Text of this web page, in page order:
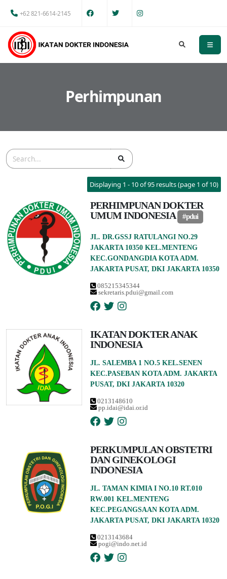
+62 821-6614-2145
Perhimpunan
Displaying 1 - 10 of 95 results (page 1 of 10)
PERHIMPUNAN DOKTER
UMUM INDONESIA
#pdui
JL. DR.GSSJ RATULANGI NO.29
JAKARTA 10350 KEL.MENTENG
KEC.GONDANGDIA KOTA ADM.
JAKARTA PUSAT, DKI JAKARTA 10350
085215345344
sekretaris.pdui@gmail.com
IKATAN DOKTER ANAK
INDONESIA
JL. SALEMBA 1 NO.5 KEL.SENEN
KEC.PASEBAN KOTA ADM. JAKARTA
PUSAT, DKI JAKARTA 10320
0213148610
pp.idai@idai.or.id
PERKUMPULAN OBSTETRI
DAN GINEKOLOGI
INDONESIA
JL. TAMAN KIMIA I NO.10 RT.010
RW.001 KEL.MENTENG
KEC.PEGANGSAAN KOTA ADM.
JAKARTA PUSAT, DKI JAKARTA 10320
0213143684
pogi@indo.net.id